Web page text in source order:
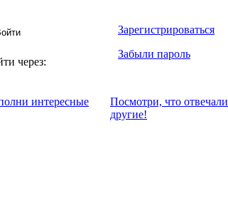
через:
Зарегистрироваться
Забыли пароль
интересные
Посмотри, что отвeчали
другие!